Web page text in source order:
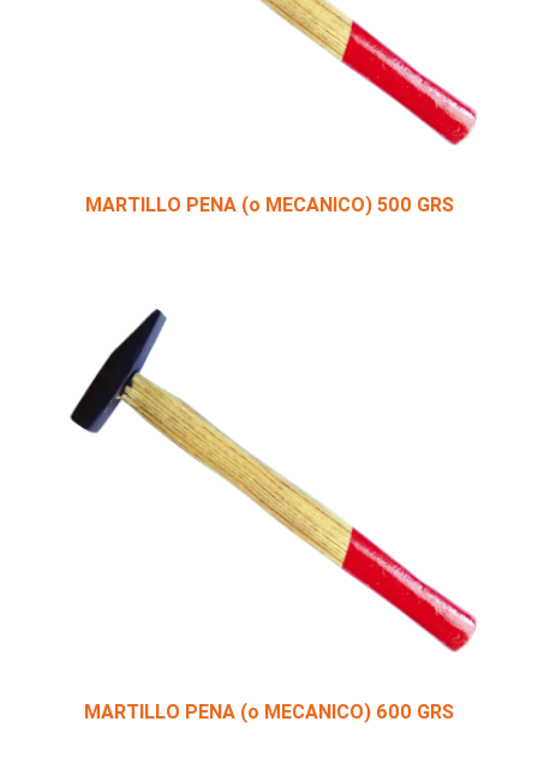
MARTILLO PENA (o MECANICO) 500 GRS
MARTILLO PENA (o MECANICO) 600 GRS